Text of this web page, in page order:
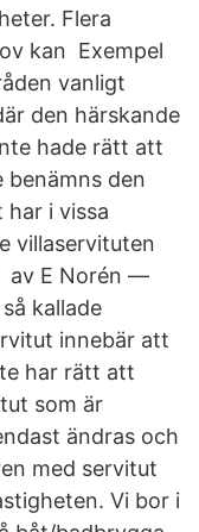
Flera
kan Exempel
vanligt
den härskande
hade rätt att
den
i vissa
villaservituten
av E Norén —
kallade
innebär att
har rätt att
som är
ändras och
med servitut
Vi bor i